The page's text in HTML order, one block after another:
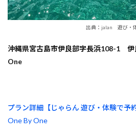
出典：jalan 遊び・
沖縄県宮古島市伊良部字長浜108-1 伊
One
プラン詳細【じゃらん 遊び・体験で予
One By One